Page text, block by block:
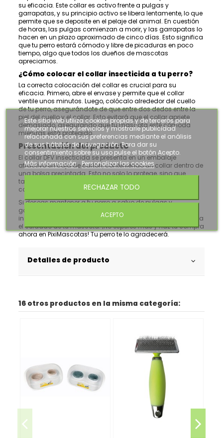
su eficacia. Este collar es activo frente a pulgas y
garrapatas, y su principio activo se libera lentamente, lo que
permite que se deposite en el pelaje del animal. En cuestión
de horas, las pulgas comienzan a morir, y las garrapatas lo
hacen en un plazo aproximado de cinco días. Esto significa
que tu perro estará cómodo y libre de picaduras en poco
tiempo, algo que todos los dueños de mascotas
apreciamos.
¿Cómo colocar el collar insecticida a tu perro?
La correcta colocación del collar es crucial para su
eficacia. Primero, abre el envase y permite que el collar
ventile unos minutos. Luego, colócalo alrededor del cuello
de tu perro, asegurándote de que entre dos dedos entre la
piel del cuello y el collar. Esto evitará que el collar apriete
demasiado, asegurando que tu mascota esté cómoda
mientras está protegido.
Presentación del producto
El collar DFV insecticida se presenta en un embalaje
atractivo en caja de cartón, conteniendo un collar dentro de
una bolsa precintada. Esto no solo lo protege, sino que
también garantiza que recibas un producto en perfectas
condiciones.
Si deseas mantener a tu perro a salvo de pulgas y
garrapatas, no dudes en considerar el collar DFV
insecticida. Es una opción segura, eficaz y conveniente para
el cuidado de tu mascota. ¡No esperes más y haz tu compra
ahora en PixiMascotas! Tu perro te lo agradecerá.
Detalles de producto
16 otros productos en la misma categoría:
Este sitio web utiliza cookies propias y de terceros para
mejorar nuestros servicios y mostrarle publicidad
relacionada con sus preferencias mediante el análisis
de sus hábitos de navegación. Para dar su
consentimiento sobre su uso pulse el botón Acepto.
Más información Personalizar las cookies
RECHAZAR TODO
ACEPTO